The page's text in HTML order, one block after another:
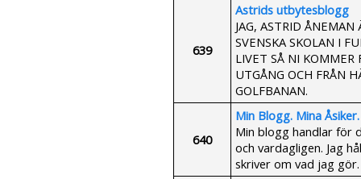
639
Astrids utbytesblogg
JAG, ASTRID
SVENSKA SKOLAN I
LIVET SÅ NI
UTGÅNG OCH FRÅN
GOLFBANAN.
640
Min Blogg. Mina Åsiker.
Min blogg handlar för
och vardagligen. Jag
skriver om vad jag